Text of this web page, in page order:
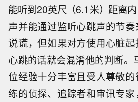
能听到20英尺（6.1米）距离
声并能通过监听心跳声的节
说谎，但如果对方使用心脏
心跳的话就会混淆他的判断。
位经验十分丰富且受人尊敬
练的侦探、追踪者和审讯专